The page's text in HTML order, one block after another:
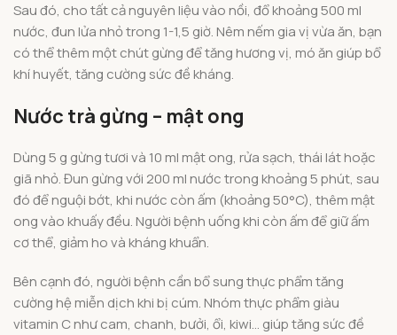
Sau đó, cho tất cả nguyên liệu vào nồi, đổ khoảng 500 ml
nước, đun lửa nhỏ trong 1-1,5 giờ. Nêm nếm gia vị vừa ăn, bạn
có thể thêm một chút gừng để tăng hương vị, mó ăn giúp bổ
khí huyết, tăng cường sức đề kháng.
Nước trà gừng – mật ong
Dùng 5 g gừng tươi và 10 ml mật ong, rửa sạch, thái lát hoặc
giã nhỏ. Đun gừng với 200 ml nước trong khoảng 5 phút, sau
đó để nguội bớt, khi nước còn ấm (khoảng 50°C), thêm mật
ong vào khuấy đều. Người bệnh uống khi còn ấm để giữ ấm
cơ thể, giảm ho và kháng khuẩn.
Bên cạnh đó, người bệnh cần bổ sung thực phẩm tăng
cường hệ miễn dịch khi bị cúm. Nhóm thực phẩm giàu
vitamin C như cam, chanh, bưởi, ổi, kiwi… giúp tăng sức đề